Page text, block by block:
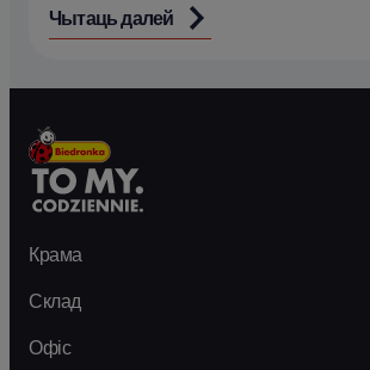
Чытаць далей
Крама
Склад
Офіс